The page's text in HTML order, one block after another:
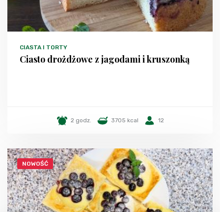
CIASTA I TORTY
Ciasto drożdżowe z jagodami i kruszonką
2 godz. 3705 kcal 12
NOWOŚĆ